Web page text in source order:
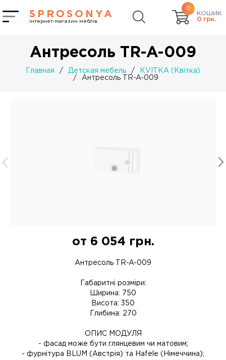
SPROSONYA
інтернет-магазин меблів
0
КОШИК:
0 грн.
Антресоль TR-A-009
Главная / Детская мебель /
KVITKA (Квітка)
/
Антресоль TR-A-009
от 6 054 грн.
Антресоль TR-A-009
Габаритні розміри:
Ширина: 750
Висота: 350
Глибина: 270
ОПИС МОДУЛЯ
- фасад може бути глянцевим чи матовим;
- фурнітура BLUM (Австрія) та Hafele (Німеччина);